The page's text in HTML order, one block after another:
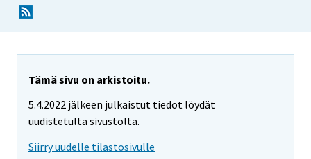
Tämä sivu on arkistoitu.
5.4.2022 jälkeen julkaistut tiedot löydät
uudistetulta sivustolta.
Siirry uudelle tilastosivulle